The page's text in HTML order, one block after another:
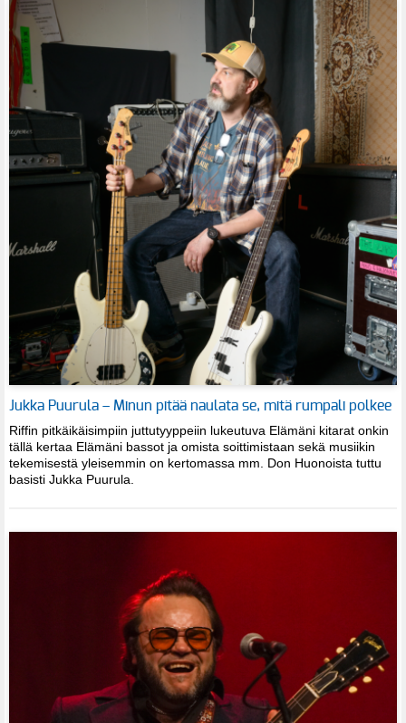
Jukka Puurula – Minun pitää naulata se, mitä rumpali polkee
Riffin pitkäikäisimpiin juttutyyppeiin lukeutuva Elämäni kitarat onkin
tällä kertaa Elämäni bassot ja omista soittimistaan sekä musiikin
tekemisestä yleisemmin on kertomassa mm. Don Huonoista tuttu
basisti Jukka Puurula.